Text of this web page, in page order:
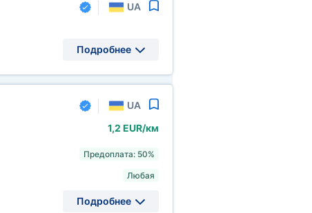
UA
Подробнее
UA
1,2 EUR/км
Предоплата: 50%
Любая
Подробнее